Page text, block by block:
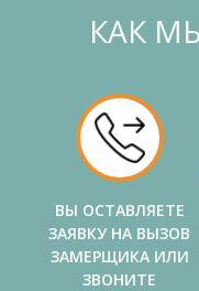
КАК
ВЫ ОСТАВЛЯЕТЕ
ЗАЯВКУ НА ВЫЗОВ
ЗАМЕРЩИКА ИЛИ
ЗВОНИТЕ